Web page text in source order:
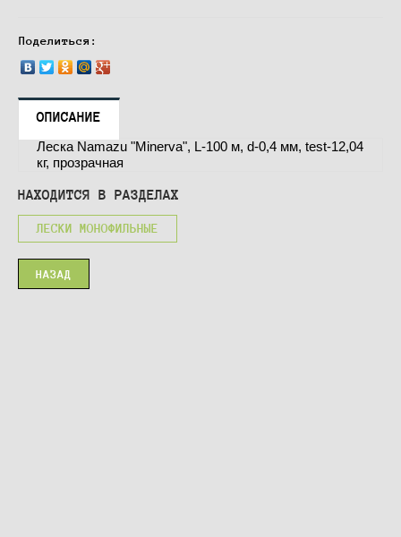
Поделиться:
ОПИСАНИЕ
Леска Namazu "Minerva", L-100 м, d-0,4 мм, test-12,04
кг, прозрачная
НАХОДИТСЯ В РАЗДЕЛАХ
ЛЕСКИ МОНОФИЛЬНЫЕ
НАЗАД